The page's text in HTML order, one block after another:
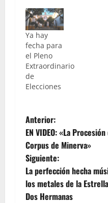
Ya hay
fecha para
el Pleno
Extraordinario
de
Elecciones
N
a
v
e
Anterior:
EN VIDEO: «La
Corpus de Minerva»
Siguiente:
La perfección hecha
los metales de la
Dos Hermanas